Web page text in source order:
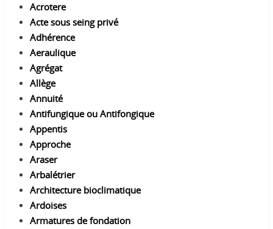
Acrotere
Acte sous seing privé
Adhérence
Aeraulique
Agrégat
Allège
Annuité
Antifungique ou Antifongique
Appentis
Approche
Araser
Arbalétrier
Architecture bioclimatique
Ardoises
Armatures de fondation